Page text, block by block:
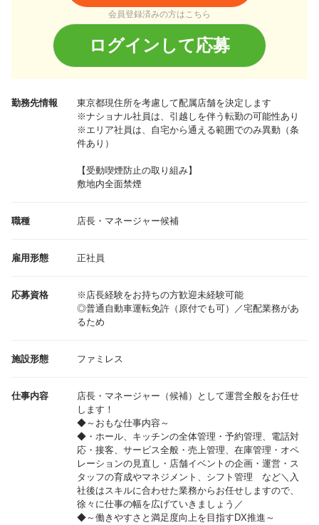
会員登録済みの方はこちら
ログインして応募
勤務先情報 東京都現住所を考慮して配属店舗を決定します
※ナショナル社員は、引越しを伴う転勤の可能性あり
※エリア社員は、自宅から通える範囲でのみ異動（条
件あり）
【受動喫煙防止の取り組み】
敷地内全面禁煙
職種 店長・マネージャー候補
雇用形態 正社員
応募資格
※店長経験をお持ちの方歓迎未経験可能
◎普通自動車運転免許（原付でも可）／宅配業務があ
るため
施設形態 ファミレス
仕事内容
店長・マネージャー（候補）として運営全般をお任せ
します！
◆～おもな仕事内容～
◆・ホール、キッチンの全体管理・予約管理、電話対
応・接客、サービス全般・売上管理、在庫管理・オペ
レーションの見直し・店舗イベントの企画・運営・ス
タッフの育成やマネジメント、シフト管理 など＼入
社後はスキルに合わせた業務からお任せしますので、
徐々に仕事の幅を広げていきましょう／
◆～働きやすさと満足度向上を目指すDX推進～